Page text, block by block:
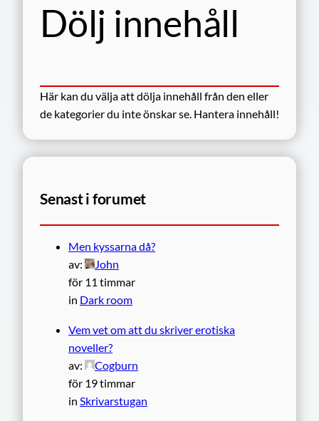
Dölj innehåll
Här kan du välja att dölja innehåll från den eller
de kategorier du inte önskar se. Hantera innehåll!
Senast i forumet
Men kyssarna då?
av:
John
för 11 timmar
in Dark room
Vem vet om att du skriver erotiska
noveller?
av:
Cogburn
för 19 timmar
in Skrivarstugan